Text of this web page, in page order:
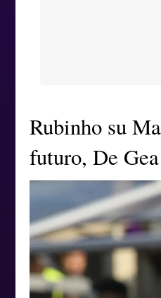
Rubinho su
futuro, De